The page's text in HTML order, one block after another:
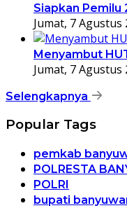
Siapkan Pemilu
Jumat, 7 Agustus
Menyambut
Jumat, 7 Agustus
Selengkapnya
Popular Tags
pemkab
POLRESTA
POLRI
bupati